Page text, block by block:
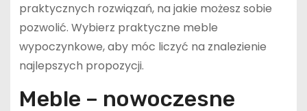
praktycznych rozwiązań, na jakie możesz sobie
pozwolić. Wybierz praktyczne meble
wypoczynkowe, aby móc liczyć na znalezienie
najlepszych propozycji.
Meble – nowoczesne